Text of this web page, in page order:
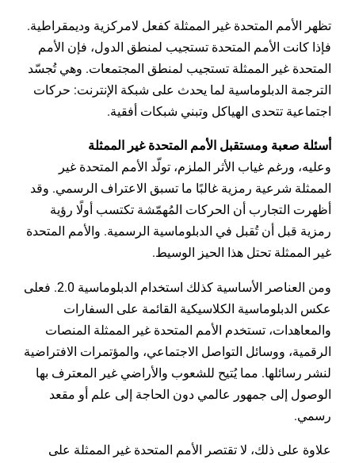
تظهر الأمم المتحدة غير الممثلة كفعل لامركزية وديمقراطية.
فإذا كانت الأمم المتحدة تستجيب لمنطق الدول، فإن الأمم
المتحدة غير الممثلة تستجيب لمنطق المجتمعات. وهي تُجسّد
الترجمة الدبلوماسية لما يحدث على شبكة الإنترنت: حركات
اجتماعية تتحدى الهياكل وتبني شبكات أفقية.
أسئلة صعبة ومستقبل الأمم المتحدة غير الممثلة
وعليه، ورغم غياب الأثر الملزم، تولّد الأمم المتحدة غير
الممثلة شرعية رمزية غالبًا ما تسبق الاعتراف الرسمي. وقد
أظهرت التجارب أن الحركات المُهمّشة تكتسب أولًا رؤية
رمزية قبل أن تُقبل في الدبلوماسية الرسمية. والأمم المتحدة
غير الممثلة تحتل هذا الحيز الوسيط.
ومن العناصر الأساسية كذلك استخدام الدبلوماسية 2.0. فعلى
عكس الدبلوماسية الكلاسيكية القائمة على السفارات
والمعاهدات، تستخدم الأمم المتحدة غير الممثلة المنصات
الرقمية، ووسائل التواصل الاجتماعي، والمؤتمرات الافتراضية
لنشر رسائلها. مما يُتيح للشعوب والأراضي غير المعترف بها
الوصول إلى جمهور عالمي دون الحاجة إلى علم أو مقعد
رسمي.
علاوة على ذلك، لا تقتصر الأمم المتحدة غير الممثلة على